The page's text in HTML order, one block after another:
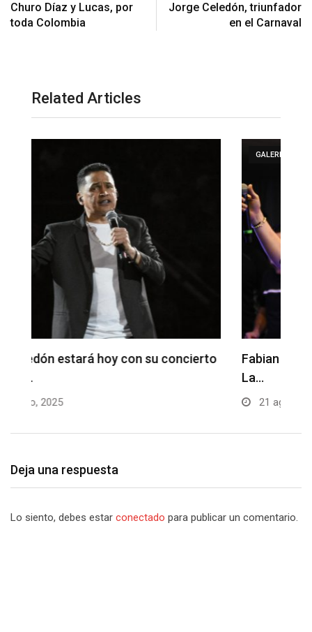
Churo Díaz y Lucas, por
Jorge Celedón, triunfador
Related Articles
Fabian Corrales con sus grandes éxitos en
La…
21 agosto, 2025
Deja una respuesta
Lo siento, debes estar conectado para publicar un comentario.